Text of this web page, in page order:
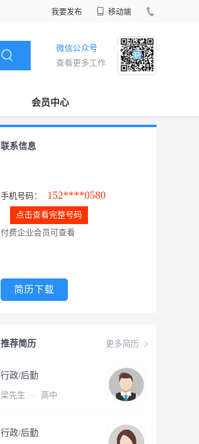
我要发布 移动端
微信公众号
查看更多工作
会员中心
联系信息
手机号码： 152****0580
点击查看完整号码
付费企业会员可查看
简历下载
更多简历
推荐简历
行政/后勤
梁先生 · 高中
行政/后勤